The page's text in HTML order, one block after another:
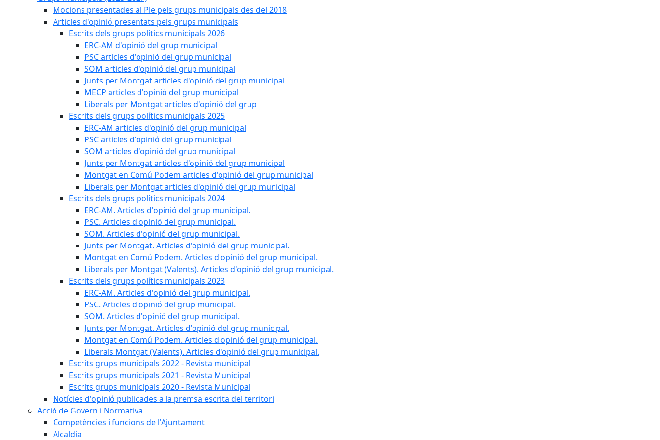
Mocions presentades al Ple pels grups municipals des del 2018
Articles d'opinió presentats pels grups municipals
Escrits dels grups polítics municipals 2026
ERC-AM d'opinió del grup municipal
PSC articles d'opinió del grup municipal
SOM articles d'opinió del grup municipal
Junts per Montgat articles d'opinió del grup municipal
MECP articles d'opinió del grup municipal
Liberals per Montgat articles d'opinió del grup
Escrits dels grups polítics municipals 2025
ERC-AM articles d'opinió del grup municipal
PSC articles d'opinió del grup municipal
SOM articles d'opinió del grup municipal
Junts per Montgat articles d'opinió del grup municipal
Montgat en Comú Podem articles d'opinió del grup municipal
Liberals per Montgat articles d'opinió del grup municipal
Escrits dels grups polítics municipals 2024
ERC-AM. Articles d'opinió del grup municipal.
PSC. Articles d'opinió del grup municipal.
SOM. Articles d'opinió del grup municipal.
Junts per Montgat. Articles d'opinió del grup municipal.
Montgat en Comú Podem. Articles d'opinió del grup municipal.
Liberals per Montgat (Valents). Articles d'opinió del grup municipal.
Escrits dels grups polítics municipals 2023
ERC-AM. Articles d'opinió del grup municipal.
PSC. Articles d'opinió del grup municipal.
SOM. Articles d'opinió del grup municipal.
Junts per Montgat. Articles d'opinió del grup municipal.
Montgat en Comú Podem. Articles d'opinió del grup municipal.
Liberals Montgat (Valents). Articles d'opinió del grup municipal.
Escrits grups municipals 2022 - Revista municipal
Escrits grups municipals 2021 - Revista Municipal
Escrits grups municipals 2020 - Revista Municipal
Notícies d'opinió publicades a la premsa escrita del territori
Acció de Govern i Normativa
Competències i funcions de l'Ajuntament
Alcaldia